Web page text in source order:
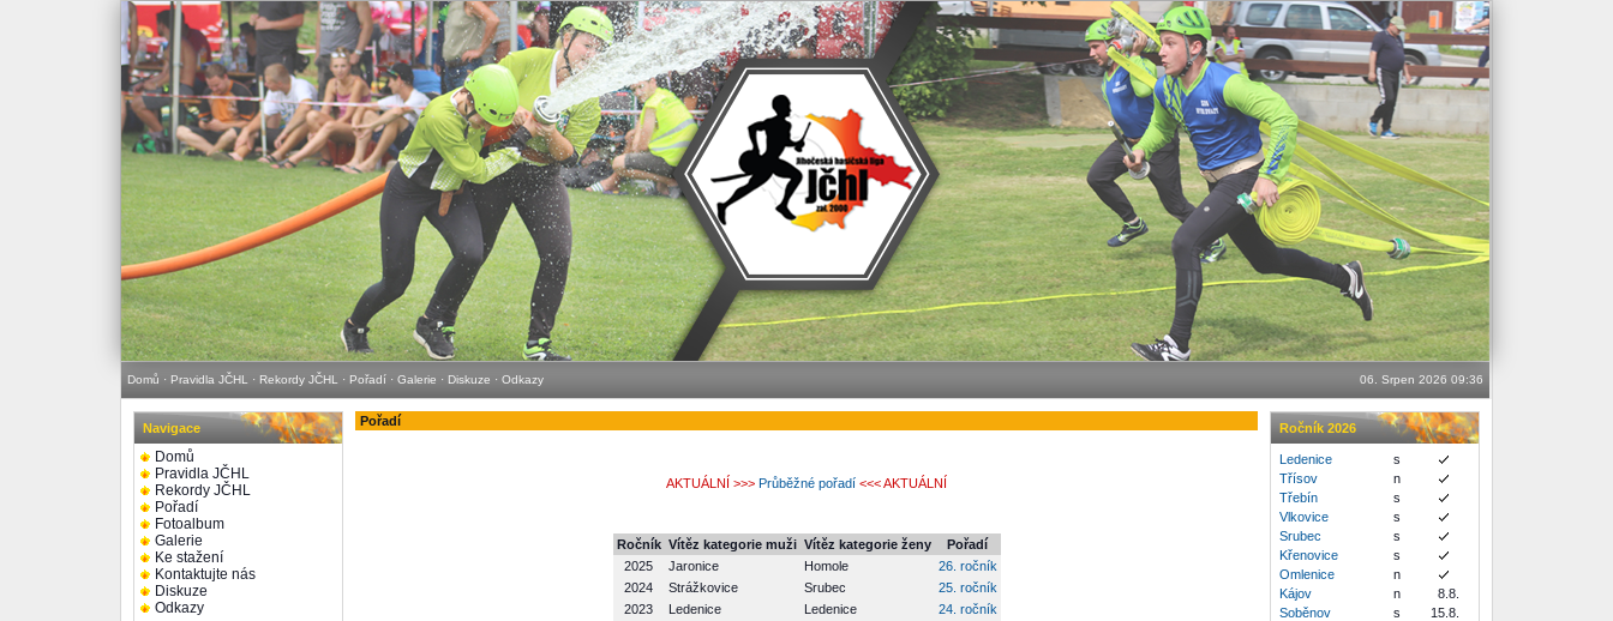
Domů · Pravidla JČHL · Rekordy JČHL · Pořadí · Galerie · Diskuze · Odkazy 06. Srpen 2026 09:36
Navigace
Domů
Pravidla JČHL
Rekordy JČHL
Pořadí
Fotoalbum
Galerie
Ke stažení
Kontaktujte nás
Diskuze
Odkazy
Pořadí
AKTUÁLNÍ >>> Průběžné pořadí <<< AKTUÁLNÍ
Ročník Vítěz kategorie muži Vítěz kategorie ženy
Pořadí
2025
Jaronice Homole
26. ročník
2024
Strážkovice Srubec
25. ročník
2023
Ledenice Ledenice
24. ročník
Ročník 2026
Ledenice
s
Třísov
n
Třebín
s
Vlkovice
s
Srubec
s
Křenovice
s
Omlenice
n
Kájov
n
8.8.
Soběnov
s
15.8.